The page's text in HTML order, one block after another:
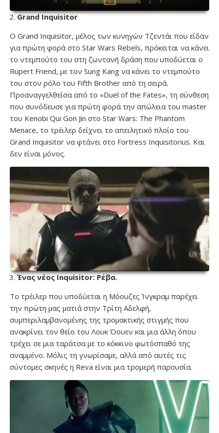
Grand Inquisitor
Ο Grand Inquisitor, μέλος των κυνηγών Τζεντάι που είδαν
για πρώτη φορά στο Star Wars Rebels, πρόκειται να κάνει
το ντεμπούτο του στη ζωντανή δράση που υποδύεται ο
Rupert Friend, με τον Sung Kang να κάνει το ντεμπούτο
του στον ρόλο του Fifth Brother από τη σειρά.
Προαναγγελθείσα από το «Duel of the Fates», τη σύνθεση
που συνόδευσε για πρώτη φορά την απώλεια του master
του Kenobi Qui Gon Jin στο Star Wars: The Phantom
Menace, το τρέιλερ δείχνει το απειλητικό πλοίο του
Grand Inquisitor να φτάνει στο Fortress Inquisitorius. Και
δεν είναι μόνος.
Ένας νέος Inquisitor: Ρέβα.
Το τρέιλερ που υποδύεται η Μόουζες Ίνγκραμ παρέχει
την πρώτη μας ματιά στην Τρίτη Αδελφή,
συμπεριλαμβανομένης της τρομακτικής στιγμής που
ανακρίνει τον θείο του Λουκ Όουεν και μια άλλη όπου
τρέχει σε μια ταράτσα με το κόκκινο φωτόσπαθό της
αναμμένο. Μόλις τη γνωρίσαμε, αλλά από αυτές τις
σύντομες σκηνές η Reva είναι μια τρομερή παρουσία.